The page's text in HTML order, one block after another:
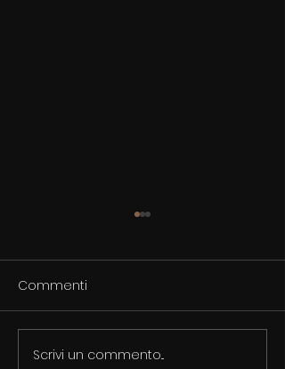
LEGIONELLA: AUMENTO DEI
Commenti
Scrivi un commento...